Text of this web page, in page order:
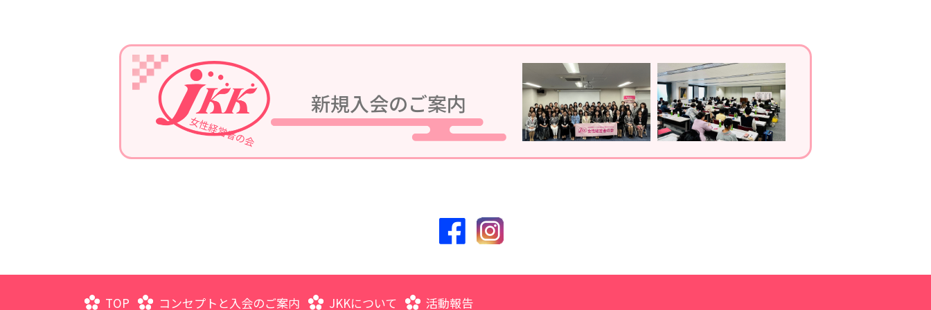
令和5年7月13日、第1回定例会議in湯河原が、湯河原温泉ホテルあかねにて開催されます。
2023/04/05
2023年4月19日、通常総会開催。新規入会のご案内
TOP コンセプトと入会のご案内 JKKについて 活動報告